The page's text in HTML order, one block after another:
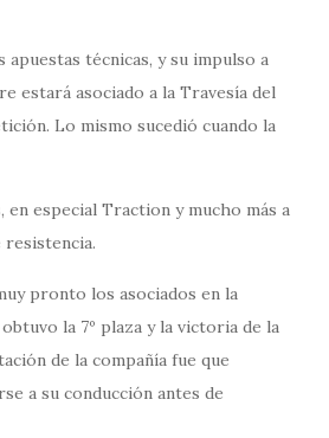
técnicas, y su impulso a
estará asociado a la Travesía del
Lo mismo sucedió cuando la
especial Traction y mucho más a
resistencia.
pronto los asociados en la
la 7º plaza y la victoria de la
de la compañía fue que
a su conducción antes de